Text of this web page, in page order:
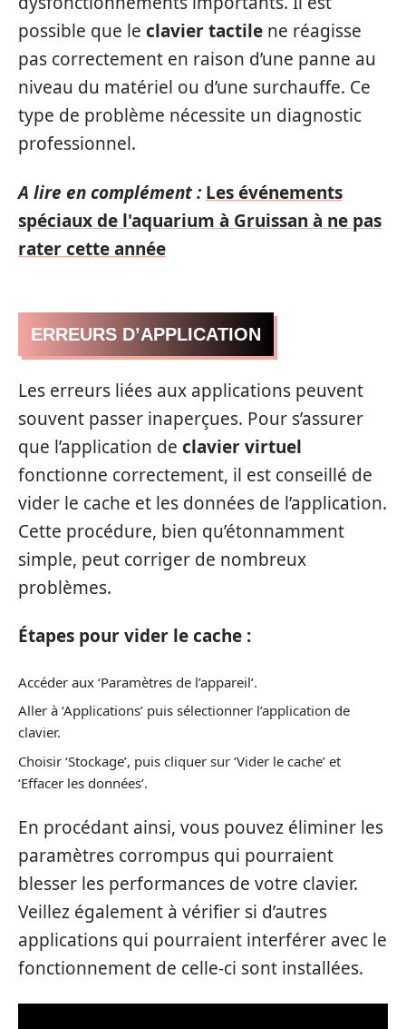
possible que le clavier tactile ne réagisse
pas correctement en raison d’une panne au
niveau du matériel ou d’une surchauffe. Ce
type de problème nécessite un diagnostic
professionnel.
A lire en complément : Les événements
spéciaux de l'aquarium à Gruissan à ne pas
rater cette année
ERREURS D’APPLICATION
Les erreurs liées aux applications peuvent
souvent passer inaperçues. Pour s’assurer
que l’application de clavier virtuel
fonctionne correctement, il est conseillé de
vider le cache et les données de l’application.
Cette procédure, bien qu’étonnamment
simple, peut corriger de nombreux
problèmes.
Étapes pour vider le cache :
Accéder aux ‘Paramètres de l’appareil’.
Aller à ‘Applications’ puis sélectionner l’application de
clavier.
Choisir ‘Stockage’, puis cliquer sur ‘Vider le cache’ et
‘Effacer les données’.
En procédant ainsi, vous pouvez éliminer les
paramètres corrompus qui pourraient
blesser les performances de votre clavier.
Veillez également à vérifier si d’autres
applications qui pourraient interférer avec le
fonctionnement de celle-ci sont installées.